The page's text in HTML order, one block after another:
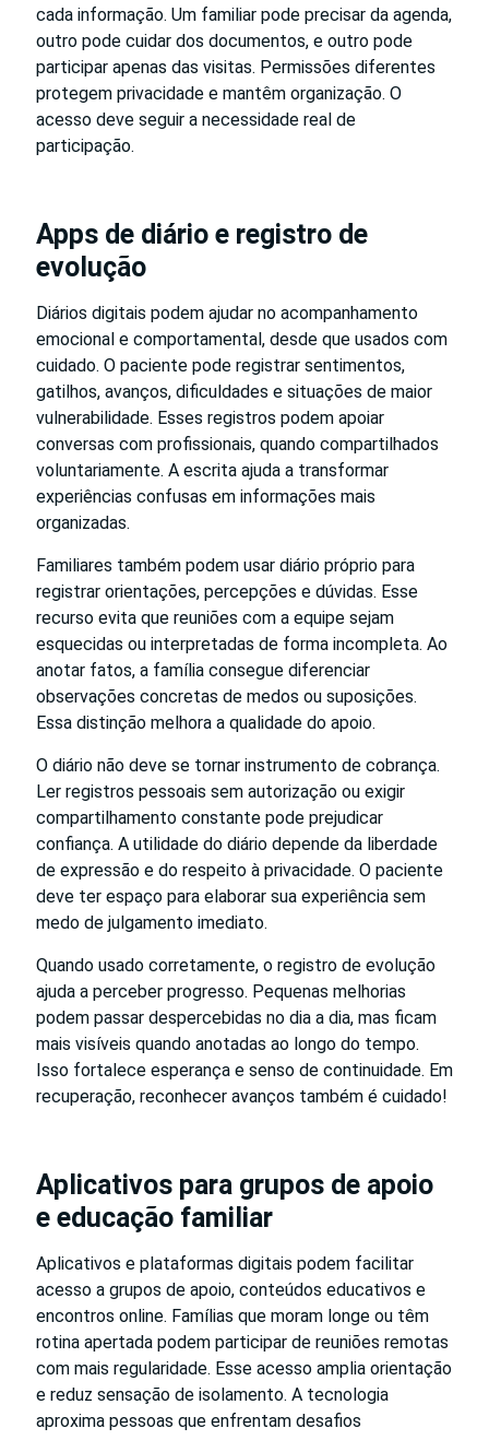
cada informação. Um familiar pode precisar da agenda,
outro pode cuidar dos documentos, e outro pode
participar apenas das visitas. Permissões diferentes
protegem privacidade e mantêm organização. O
acesso deve seguir a necessidade real de
participação.
Apps de diário e registro de
evolução
Diários digitais podem ajudar no acompanhamento
emocional e comportamental, desde que usados com
cuidado. O paciente pode registrar sentimentos,
gatilhos, avanços, dificuldades e situações de maior
vulnerabilidade. Esses registros podem apoiar
conversas com profissionais, quando compartilhados
voluntariamente. A escrita ajuda a transformar
experiências confusas em informações mais
organizadas.
Familiares também podem usar diário próprio para
registrar orientações, percepções e dúvidas. Esse
recurso evita que reuniões com a equipe sejam
esquecidas ou interpretadas de forma incompleta. Ao
anotar fatos, a família consegue diferenciar
observações concretas de medos ou suposições.
Essa distinção melhora a qualidade do apoio.
O diário não deve se tornar instrumento de cobrança.
Ler registros pessoais sem autorização ou exigir
compartilhamento constante pode prejudicar
confiança. A utilidade do diário depende da liberdade
de expressão e do respeito à privacidade. O paciente
deve ter espaço para elaborar sua experiência sem
medo de julgamento imediato.
Quando usado corretamente, o registro de evolução
ajuda a perceber progresso. Pequenas melhorias
podem passar despercebidas no dia a dia, mas ficam
mais visíveis quando anotadas ao longo do tempo.
Isso fortalece esperança e senso de continuidade. Em
recuperação, reconhecer avanços também é cuidado!
Aplicativos para grupos de apoio
e educação familiar
Aplicativos e plataformas digitais podem facilitar
acesso a grupos de apoio, conteúdos educativos e
encontros online. Famílias que moram longe ou têm
rotina apertada podem participar de reuniões remotas
com mais regularidade. Esse acesso amplia orientação
e reduz sensação de isolamento. A tecnologia
aproxima pessoas que enfrentam desafios